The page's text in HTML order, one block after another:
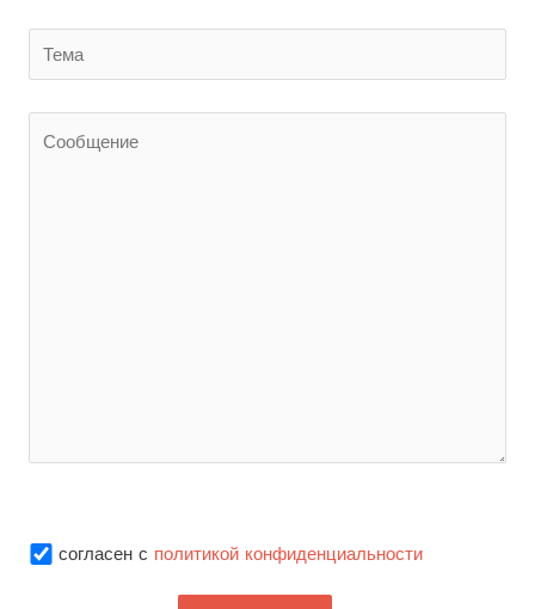
согласен с политикой конфиденциальности